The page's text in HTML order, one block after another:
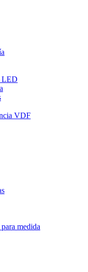
LED
VDF
medida